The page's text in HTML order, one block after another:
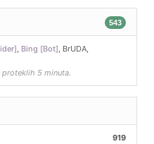
543
, Bing [Bot], BrUDA,
5 minuta.
919